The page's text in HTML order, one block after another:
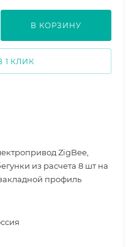
560 570
В КОРЗИНУ
1 КЛИК
ZigBee,
из расчета 8 шт на
профиль